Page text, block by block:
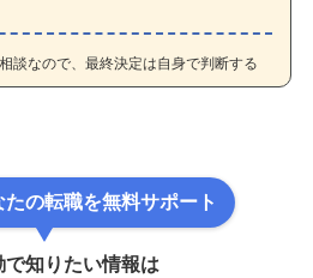
談なので、最終決定は自身で判断する
たの転職を無料サポート
で知りたい情報は